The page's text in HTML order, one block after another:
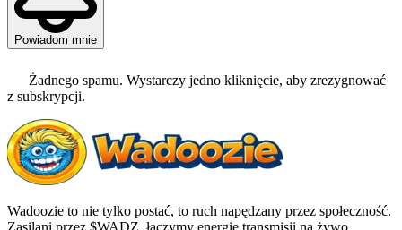
Powiadom mnie
Żadnego spamu. Wystarczy jedno kliknięcie, aby zrezygnować
z subskrypcji.
Wadoozie to nie tylko postać, to ruch napędzany przez społeczność.